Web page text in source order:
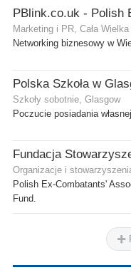
PBlink.co.uk - Polish
Marketing i PR, Cała
Networking biznesowy w
Szkoły sobotnie, Glasgow
Poczucie posiadania
Organizacje i
Polish Ex-Combatants'
Fund.